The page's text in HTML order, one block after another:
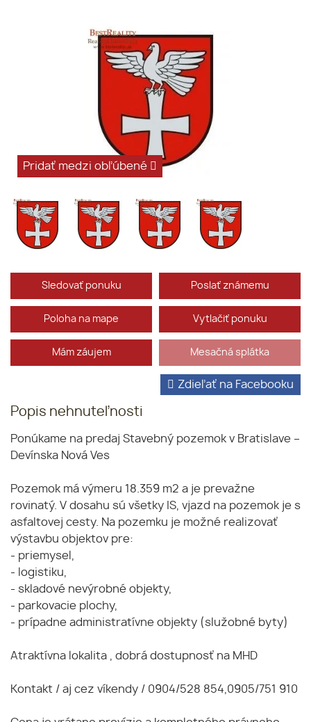
Pridať medzi obľúbené
Sledovať ponuku Poslať známemu
Poloha na mape Vytlačiť ponuku
Mám záujem Mesačná splátka
Popis nehnuteľnosti
Zdieľať na Facebooku
Ponúkame na predaj Stavebný pozemok v Bratislave –
Devínska Nová Ves
Pozemok má výmeru 18.359 m2 a je prevažne
rovinatý. V dosahu sú všetky IS, vjazd na pozemok je s
asfaltovej cesty. Na pozemku je možné realizovať
výstavbu objektov pre:
- priemysel,
- logistiku,
- skladové nevýrobné objekty,
- parkovacie plochy,
- prípadne administratívne objekty (služobné byty)
Atraktívna lokalita , dobrá dostupnosť na MHD
Kontakt / aj cez víkendy / 0904/528 854,0905/751 910